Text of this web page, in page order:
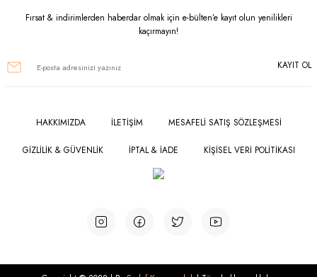
Ürün açıklamasında eksik bilgiler bulunuyor.
Ürün fiyatı diğer sitelerden daha pahalı.
Fırsat & indirimlerden haberdar olmak için e-bülten’e kayıt olun yenilikleri
kaçırmayın!
KAYIT OL
HAKKIMIZDA İLETİŞİM MESAFELİ SATIŞ SÖZLEŞMESİ
GİZLİLİK & GÜVENLİK İPTAL & İADE KİŞİSEL VERİ POLİTİKASI